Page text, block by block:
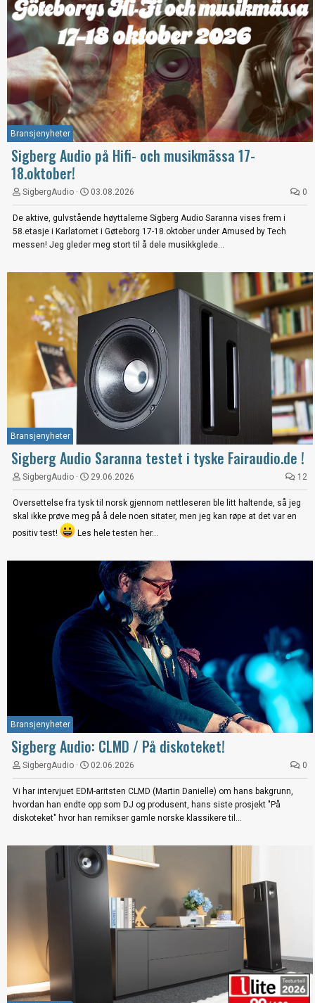
Bransjenyheter
Sigberg Audio på Hifi- och musikmässa 17-
18.oktober!
SigbergAudio 03.08.2026 0
De aktive, gulvstående høyttalerne Sigberg Audio Saranna vises frem i
58.etasje i Karlatornet i Gøteborg 17-18.oktober under Amused by Tech
messen! Jeg gleder meg stort til å dele musikkglede...
Bransjenyheter
Sigberg Audio Saranna testet i tyske Fairaudio.de !
SigbergAudio 29.06.2026 12
Oversettelse fra tysk til norsk gjennom nettleseren ble litt haltende, så jeg
skal ikke prøve meg på å dele noen sitater, men jeg kan røpe at det var en
positiv test!
Les hele testen her...
Bransjenyheter
Sigberg Audio: CLMD / På diskoteket!
SigbergAudio 02.06.2026 0
Vi har intervjuet EDM-aritsten CLMD (Martin Danielle) om hans bakgrunn,
hvordan han endte opp som DJ og produsent, hans siste prosjekt "På
diskoteket" hvor han remikser gamle norske klassikere til...